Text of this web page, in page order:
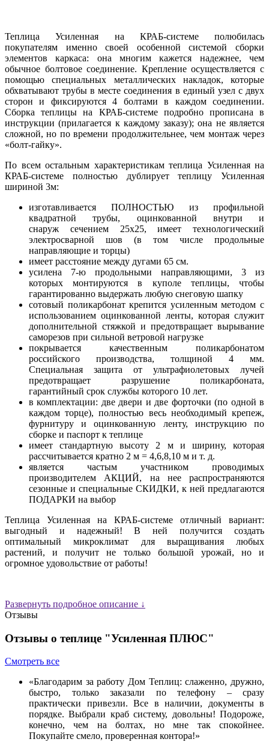
Теплица Усиленная на КРАБ-системе полюбилась
покупателям именно своей особенной системой сборки
элементов каркаса: она многим кажется надежнее, чем
обычное болтовое соединение. Крепление осуществляется с
помощью специальных металлических накладок, которые
обхватывают трубы в месте соединения в единый узел с двух
сторон и фиксируются 4 болтами в каждом соединении.
Сборка теплицы на КРАБ-системе подробно прописана в
инструкции (прилагается к каждому заказу); она не является
сложной, но по времени продолжительнее, чем монтаж через
«болт-гайку».
По всем остальным характеристикам теплица Усиленная на
КРАБ-системе полностью дублирует теплицу Усиленная
шириной 3м:
изготавливается ПОЛНОСТЬЮ из профильной
квадратной трубы, оцинкованной внутри и
снаруж сечением 25х25, имеет технологический
электросварной шов (в том числе продольные
направляющие и торцы)
имеет расстояние между дугами 65 см.
усилена 7-ю продольными направляющими, 3 из
которых монтируются в куполе теплицы, чтобы
гарантированно выдержать любую снеговую шапку
сотовый поликарбонат крепится усиленным методом с
использованием оцинкованной ленты, которая служит
дополнительной стяжкой и предотвращает вырывание
саморезов при сильной ветровой нагрузке
покрывается качественным поликарбонатом
российского производства, толщиной 4 мм.
Специальная защита от ультрафиолетовых лучей
предотвращает разрушение поликарбоната,
гарантийный срок службы которого 10 лет.
в комплектации: две двери и две форточки (по одной в
каждом торце), полностью весь необходимый крепеж,
фурнитуру и оцинкованную ленту, инструкцию по
сборке и паспорт к теплице
имеет стандартную высоту 2 м и ширину, которая
рассчитывается кратно 2 м = 4,6,8,10 м и т. д.
является частым участником проводимых
производителем АКЦИЙ, на нее распространяются
сезонные и специальные СКИДКИ, к ней предлагаются
ПОДАРКИ на выбор
Теплица Усиленная на КРАБ-системе отличный вариант:
выгодный и надежный! В ней получится создать
оптимальный микроклимат для выращивания любых
растений, и получит не только большой урожай, но и
огромное удовольствие от работы!
Развернуть подробное описание ↓
Отзывы
Отзывы о теплице "Усиленная ПЛЮС"
Смотреть все
«Благодарим за работу Дом Теплиц: слаженно, дружно,
быстро, только заказали по телефону – сразу
практически привезли. Все в наличии, документы в
порядке. Выбрали краб систему, довольны! Подороже,
конечно, чем на болтах, но мне так спокойнее.
Покупайте смело, проверенная контора!»